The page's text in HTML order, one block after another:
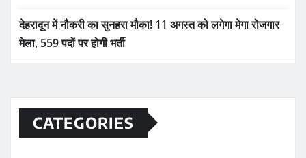
देहरादून में नौकरी का सुनहरा मौका! 11 अगस्त को लगेगा मेगा रोजगार
मेला, 559 पदों पर होगी भर्ती
CATEGORIES